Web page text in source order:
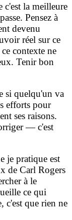
c'est la meilleure
Pensez à
devenu
réel sur ce
contexte ne
Tenir bon
si quelqu'un va
efforts pour
ses raisons.
— c'est
je pratique est
de Carl Rogers
à le
ce qui
que rien ne